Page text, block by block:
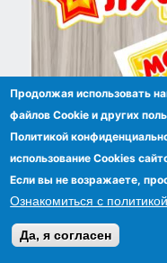
Мой
Продолжая использовать
файлов Сookie и других
Политикой
использование Cookies
Если вы не возражаете,
Ознакомиться с
Да, я согласен